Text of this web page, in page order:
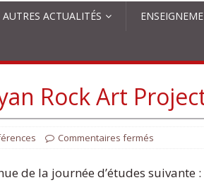
AUTRES ACTUALITÉS
Rock Art
Commentaires fermés
de la journée d’études suivante :